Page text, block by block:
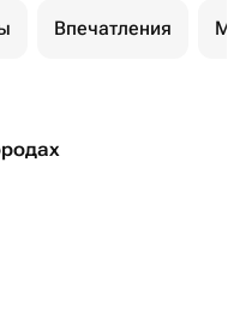
Впечатления